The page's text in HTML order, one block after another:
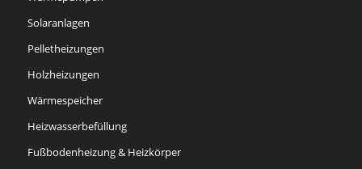
Solaranlagen
Pelletheizungen
Holzheizungen
Wärmespeicher
Heizwasserbefüllung
Fußbodenheizung & Heizkörper